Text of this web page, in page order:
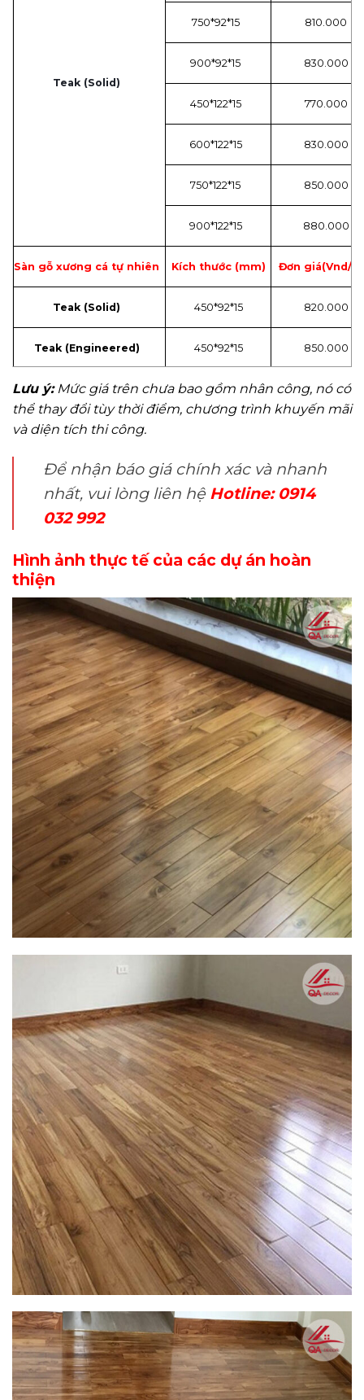
Teak (Solid)
750*92*15 810.000
900*92*15 830.000
450*122*15 770.000
600*122*15 830.000
750*122*15 850.000
900*122*15 880.000
Sàn gỗ xương cá tự nhiên Kích thước (mm) Đơn giá(Vnd/
Teak (Solid) 450*92*15 820.000
Teak (Engineered) 450*92*15 850.000
Lưu ý:Mức giá trên chưa bao gồm nhân công, nó có
thể thay đổi tùy thời điểm, chương trình khuyến mãi
và diện tích thi công.
Để nhận báo giá chính xác và nhanh
nhất, vui lòng liên hệHotline: 0914
032 992
Hình ảnh thực tế của các dự án hoàn
thiện